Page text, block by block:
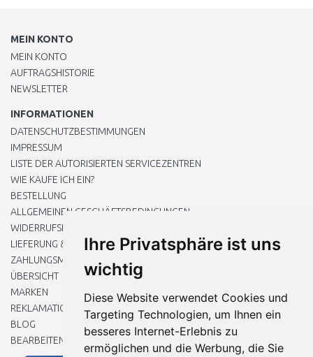
Ihre Privatsphäre ist uns
wichtig
Diese Website verwendet Cookies und
Targeting Technologien, um Ihnen ein
besseres Internet-Erlebnis zu
ermöglichen und die Werbung, die Sie
MEIN KONTO
MEIN KONTO
AUFTRAGSHISTORIE
NEWSLETTER
INFORMATIONEN
DATENSCHUTZBESTIMMUNGEN
IMPRESSUM
LISTE DER AUTORISIERTEN SERVICEZENTREN
WIE KAUFE ICH EIN?
BESTELLUNG
ALLGEMEINEN GESCHÄFTSBEDINGUNGEN
WIDERRUFSRECHT
LIEFERUNG & ZAHLUNG
ZAHLUNGSMETHODEN
ÜBERSICHT
MARKEN
REKLAMATIONEN UND RETOUREN
BLOG
BEARBEITEN SIE MEINE COOKIE-EINSTELLUNGEN